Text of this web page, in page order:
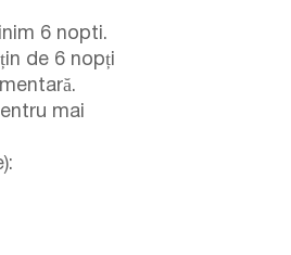
6 nopti.
de 6 nopți
mai